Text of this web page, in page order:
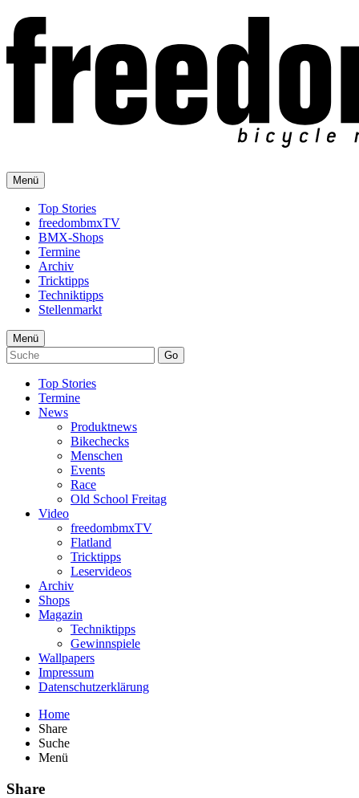
Menü
Top Stories
freedombmxTV
BMX-Shops
Termine
Archiv
Tricktipps
Techniktipps
Stellenmarkt
Menü
Go
Top Stories
Termine
News
Produktnews
Bikechecks
Menschen
Events
Race
Old School Freitag
Video
freedombmxTV
Flatland
Tricktipps
Leservideos
Archiv
Shops
Magazin
Techniktipps
Gewinnspiele
Wallpapers
Impressum
Datenschutzerklärung
Home
Share
Suche
Menü
Share